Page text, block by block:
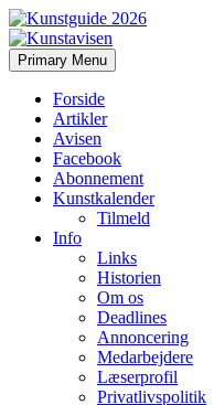
Kunstavisen
Search
Primary Menu Skip
to
Forside
Artikler
Avisen
Facebook
Abonnement
Kunstkalender
Tilmeld
Info
Links
Historien
Om os
Deadlines
Annoncering
Medarbejdere
Læserprofil
Privatlivspolitik